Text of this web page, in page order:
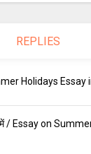
REPLIES
Holidays
में / Essay on